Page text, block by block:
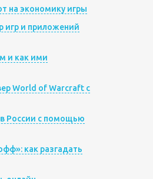
на экономику игры
игр и приложений
и как ими
World of Warcraft с
в России с помощью
как разгадать